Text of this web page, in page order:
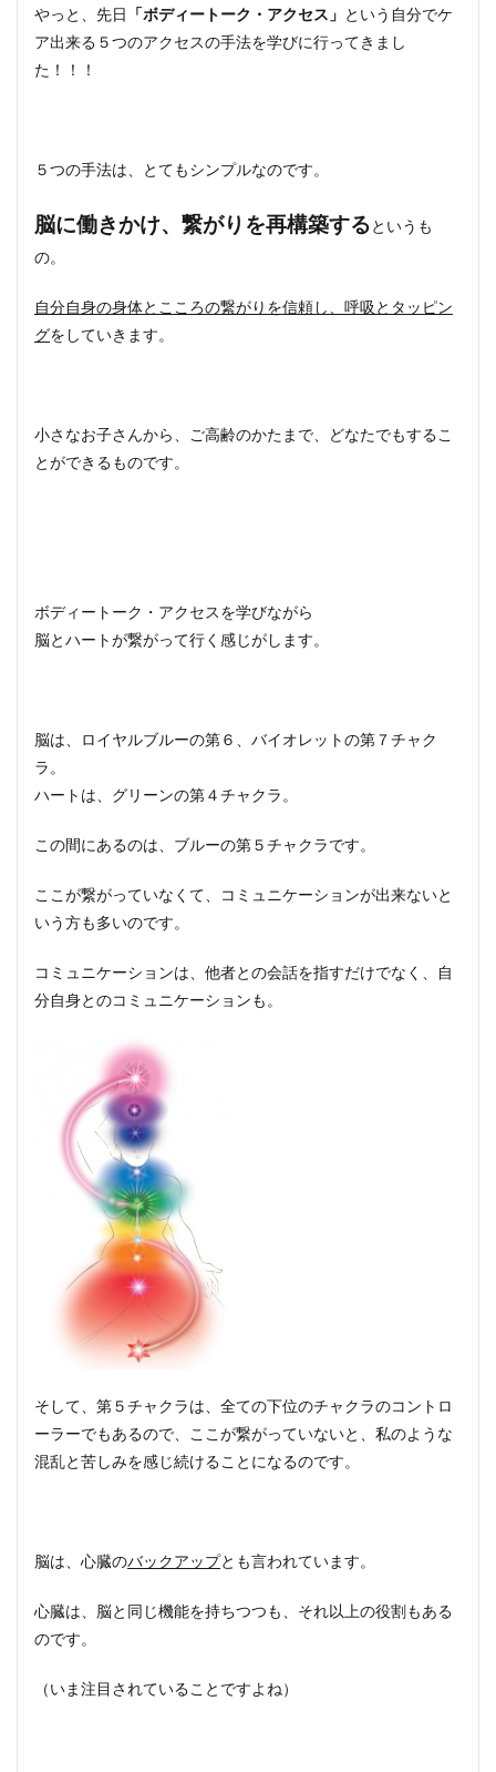
やっと、先日 「ボディートーク・アクセス」 という自分でケ
ア出来る５つのアクセスの手法を学びに行ってきまし
た！！！
５つの手法は、とてもシンプルなのです。
脳に働きかけ、繋がりを再構築するというも
の。
自分自身の身体とこころの繋がりを信頼し、呼吸とタッピン
グをしていきます。
小さなお子さんから、ご高齢のかたまで、どなたでもするこ
とができるものです。
ボディートーク・アクセスを学びながら
脳とハートが繋がって行く感じがします。
脳は、ロイヤルブルーの第６、バイオレットの第７チャク
ラ。
ハートは、グリーンの第４チャクラ。
この間にあるのは、ブルーの第５チャクラです。
ここが繋がっていなくて、コミュニケーションが出来ないと
いう方も多いのです。
コミュニケーションは、他者との会話を指すだけでなく、自
分自身とのコミュニケーションも。
そして、第５チャクラは、全ての下位のチャクラのコントロ
ーラーでもあるので、ここが繋がっていないと、私のような
混乱と苦しみを感じ続けることになるのです。
脳は、心臓のバックアップとも言われています。
心臓は、脳と同じ機能を持ちつつも、それ以上の役割もある
のです。
（いま注目されていることですよね）